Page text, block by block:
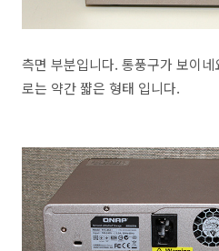
측면 부분입니다. 통풍구가 보이
로는 약간 쨟은 형태 입니다.